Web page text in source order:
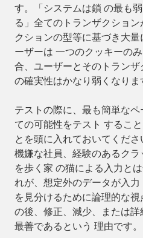
す。「システムは鎖 の最も
る」全てのトランザクショ
クションの型等に基づき大
ーザーは 一つのクッキーの
合、ユーザーとそのトラン
の確実性はかなり弱くなりま
テストの際に、最も簡単な
ての可能性をテスト するこ
とを頭に入れておいてくだ
機嫌な社員、経験のあるク
を歩く家 の猫による入力と
れが、想定外のデータが入
を見分けるために論理的な
の後、修正、減少、または詳
最善であるという 理由です。